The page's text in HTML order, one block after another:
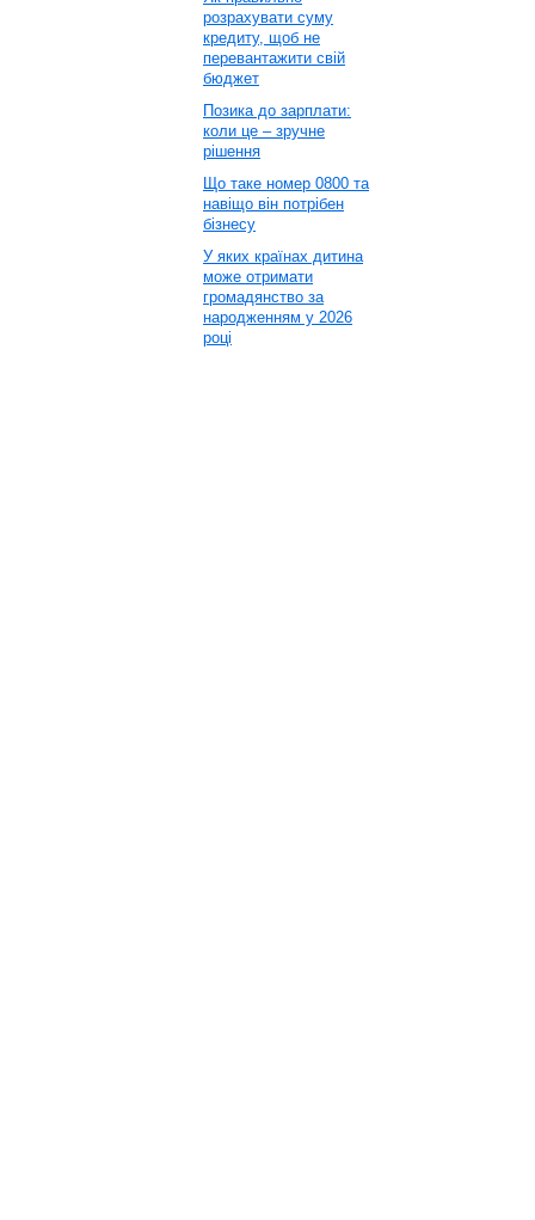
розрахувати суму
кредиту, щоб не
перевантажити свій
бюджет
Позика до зарплати:
коли це – зручне
рішення
Що таке номер 0800 та
навіщо він потрібен
бізнесу
У яких країнах дитина
може отримати
громадянство за
народженням у 2026
році